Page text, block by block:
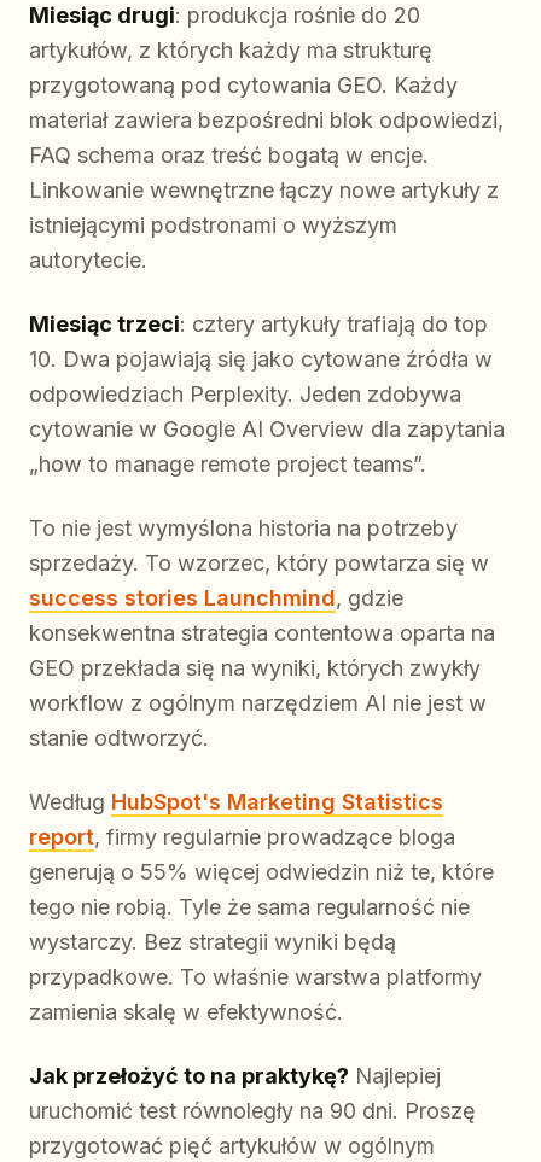
Miesiąc drugi: produkcja rośnie do 20
artykułów, z których każdy ma strukturę
przygotowaną pod cytowania GEO. Każdy
materiał zawiera bezpośredni blok odpowiedzi,
FAQ schema oraz treść bogatą w encje.
Linkowanie wewnętrzne łączy nowe artykuły z
istniejącymi podstronami o wyższym
autorytecie.
Miesiąc trzeci: cztery artykuły trafiają do top
10. Dwa pojawiają się jako cytowane źródła w
odpowiedziach Perplexity. Jeden zdobywa
cytowanie w Google AI Overview dla zapytania
„how to manage remote project teams”.
To nie jest wymyślona historia na potrzeby
sprzedaży. To wzorzec, który powtarza się w
success stories Launchmind, gdzie
konsekwentna strategia contentowa oparta na
GEO przekłada się na wyniki, których zwykły
workflow z ogólnym narzędziem AI nie jest w
stanie odtworzyć.
Według HubSpot's Marketing Statistics
report, firmy regularnie prowadzące bloga
generują o 55% więcej odwiedzin niż te, które
tego nie robią. Tyle że sama regularność nie
wystarczy. Bez strategii wyniki będą
przypadkowe. To właśnie warstwa platformy
zamienia skalę w efektywność.
Jak przełożyć to na praktykę? Najlepiej
uruchomić test równoległy na 90 dni. Proszę
przygotować pięć artykułów w ogólnym